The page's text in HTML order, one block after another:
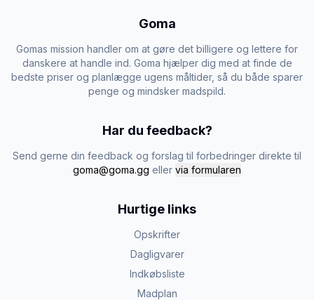
Goma
Gomas mission handler om at gøre det billigere og lettere for
danskere at handle ind. Goma hjælper dig med at finde de
bedste priser og planlægge ugens måltider, så du både sparer
penge og mindsker madspild.
Har du feedback?
Send gerne din feedback og forslag til forbedringer direkte til
goma@goma.gg eller via formularen
Hurtige links
Opskrifter
Dagligvarer
Indkøbsliste
Madplan